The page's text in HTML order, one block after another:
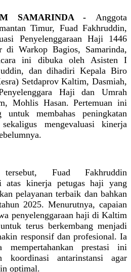
SAMARINDA - Anggota
Timur, Fuad Fakhruddin,
Penyelenggaraan Haji 1446
Warkop Bagios, Samarinda,
ini dibuka oleh Asisten I
dan dihadiri Kepala Biro
Setdaprov Kaltim, Dasmiah,
Haji dan Umrah
Mohlis Hasan. Pertemuan ini
membahas peningkatan
mengevaluasi kinerja
Fuad Fakhruddin
atas kinerja petugas haji yang
pelayanan terbaik dan bahkan
2025. Menurutnya, capaian
penyelenggaraan haji di Kaltim
terus berkembang menjadi
responsif dan profesional. Ia
mempertahankan prestasi ini
koordinasi antarinstansi agar
optimal.